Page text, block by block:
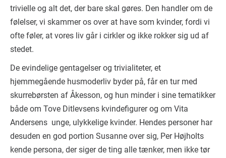
trivielle og alt det, der bare skal gøres. Den handler om de
følelser, vi skammer os over at have som kvinder, fordi vi
ofte føler, at vores liv går i cirkler og ikke rokker sig ud af
stedet.
De evindelige gentagelser og trivialiteter, et
hjemmegående husmoderliv byder på, får en tur med
skurrebørsten af Åkesson, og hun minder i sine tematikker
både om Tove Ditlevsens kvindefigurer og om Vita
Andersens unge, ulykkelige kvinder. Hendes personer har
desuden en god portion Susanne over sig, Per Højholts
kende persona, der siger de ting alle tænker, men ikke tør